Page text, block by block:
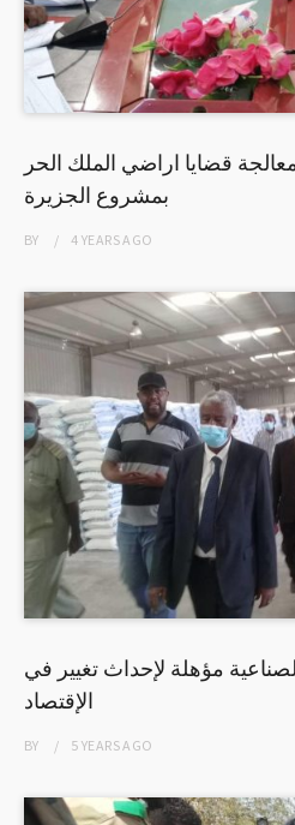
قضايا اراضي الملك الحر
بمشروع الجزيرة
BY 4 YEARSAGO
مؤهلة لإحداث تغيير في
الإقتصاد
BY 5 YEARSAGO